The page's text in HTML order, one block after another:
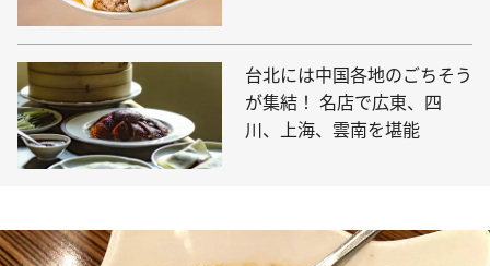
台北には中国各地のごちそう
が集結！ 名店で広東、四
川、上海、雲南を堪能